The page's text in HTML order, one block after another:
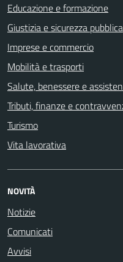
Educazione e formazione
Giustizia e sicurezza pubblica
Imprese e commercio
Mobilità e trasporti
Salute, benessere e
Tributi, finanze e
Turismo
Vita lavorativa
NOVITÀ
Notizie
Comunicati
Avvisi